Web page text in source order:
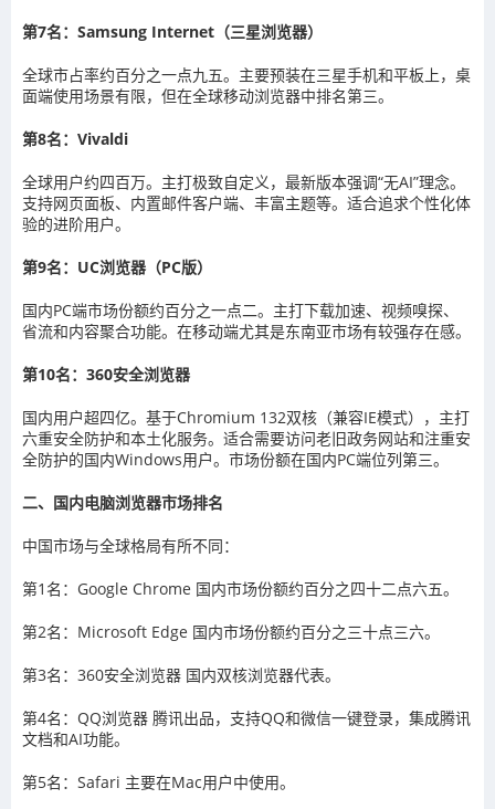
第7名：Samsung Internet（三星浏览器）
全球市占率约百分之一点九五。主要预装在三星手机和平板上，桌
面端使用场景有限，但在全球移动浏览器中排名第三。
第8名：Vivaldi
全球用户约四百万。主打极致自定义，最新版本强调“无AI”理念。
支持网页面板、内置邮件客户端、丰富主题等。适合追求个性化体
验的进阶用户。
第9名：UC浏览器（PC版）
国内PC端市场份额约百分之一点二。主打下载加速、视频嗅探、
省流和内容聚合功能。在移动端尤其是东南亚市场有较强存在感。
第10名：360安全浏览器
国内用户超四亿。基于Chromium 132双核（兼容IE模式），主打
六重安全防护和本土化服务。适合需要访问老旧政务网站和注重安
全防护的国内Windows用户。市场份额在国内PC端位列第三。
二、国内电脑浏览器市场排名
中国市场与全球格局有所不同：
第1名：Google Chrome 国内市场份额约百分之四十二点六五。
第2名：Microsoft Edge 国内市场份额约百分之三十点三六。
第3名：360安全浏览器 国内双核浏览器代表。
第4名：QQ浏览器 腾讯出品，支持QQ和微信一键登录，集成腾讯
文档和AI功能。
第5名：Safari 主要在Mac用户中使用。